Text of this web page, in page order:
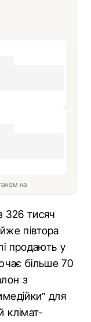
на
326 тисяч
півтора
продають у
більше 70
з
для
клімат-